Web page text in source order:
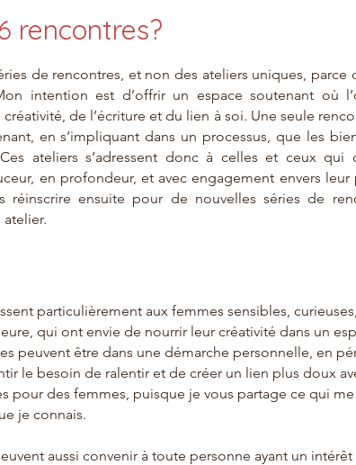
rencontres?
de rencontres, et non des ateliers uniques, parce
intention est d’offrir un espace soutenant où
de l’écriture et du lien à soi. Une seule
en s’impliquant dans un processus, que les
ateliers s’adressent donc à celles et ceux qui
en profondeur, et avec engagement envers leur
réinscrire ensuite pour de nouvelles séries de
particulièrement aux femmes sensibles,
qui ont envie de nourrir leur créativité dans un
peuvent être dans une démarche personnelle, en
le besoin de ralentir et de créer un lien plus doux
pour des femmes, puisque je vous partage ce qui
je connais.
aussi convenir à toute personne ayant un